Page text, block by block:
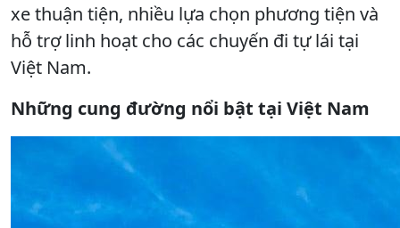
xe thuận tiện, nhiều lựa chọn phương tiện và
hỗ trợ linh hoạt cho các chuyến đi tự lái tại
Việt Nam.
Những cung đường nổi bật tại Việt Nam